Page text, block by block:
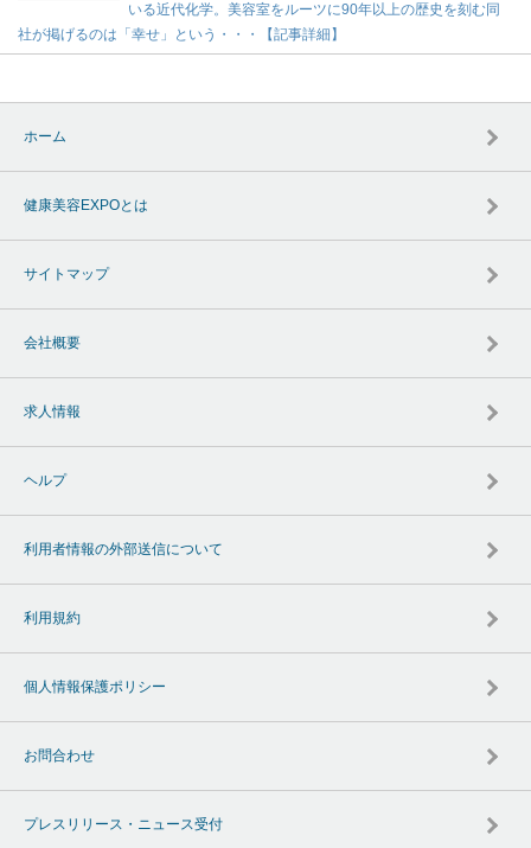
いる近代化学。美容室をルーツに90年以上の歴史を刻む同
社が掲げるのは「幸せ」という・・・【記事詳細】
ホーム
健康美容EXPOとは
サイトマップ
会社概要
求人情報
ヘルプ
利用者情報の外部送信について
利用規約
個人情報保護ポリシー
お問合わせ
プレスリリース・ニュース受付